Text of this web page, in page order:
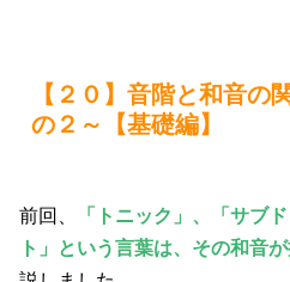
【２０】音階と和音の
の２～【基礎編】
前回、
「トニック」、「サブ
ト」という言葉は、その和音